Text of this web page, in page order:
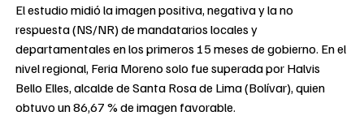
El estudio midió la imagen positiva, negativa y la no
respuesta (NS/NR) de mandatarios locales y
departamentales en los primeros 15 meses de gobierno. En el
nivel regional, Feria Moreno solo fue superada por Halvis
Bello Elles, alcalde de Santa Rosa de Lima (Bolívar), quien
obtuvo un 86,67 % de imagen favorable.